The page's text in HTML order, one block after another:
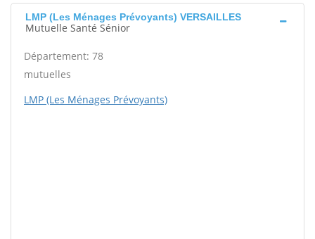
LMP (Les Ménages Prévoyants) VERSAILLES
Mutuelle Santé Sénior
Département: 78
mutuelles
LMP (Les Ménages Prévoyants)